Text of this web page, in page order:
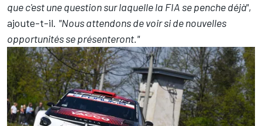
que c'est une question sur laquelle la FIA se penche déjà",
ajoute-t-il. "Nous attendons de voir si de nouvelles
opportunités se présenteront."